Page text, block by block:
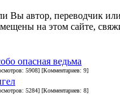
Вы автор, переводчик
на этом сайте,
опасная ведьма
5908] [Комментариев: 9]
5284] [Комментариев: 8]